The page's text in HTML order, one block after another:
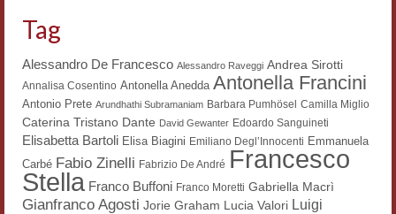
Semicerchio
Presentazione
Numeri
Indice 1986-2008
Sezioni bibliografiche
Tag
Alessandro De Francesco Alessandro Raveggi Andrea Sirotti
Annalisa Cosentino Antonella Anedda Antonella Francini
Antonio Prete Arundhathi Subramaniam Barbara Pumhösel Camilla Miglio
Caterina Tristano Dante David Gewanter Edoardo Sanguineti
Elisabetta Bartoli Elisa Biagini Emiliano Degl’Innocenti Emmanuela
Carbé Fabio Zinelli Fabrizio De André Francesco
Stella Franco Buffoni Franco Moretti Gabriella Macrì
Gianfranco Agosti Jorie Graham Lucia Valori Luigi